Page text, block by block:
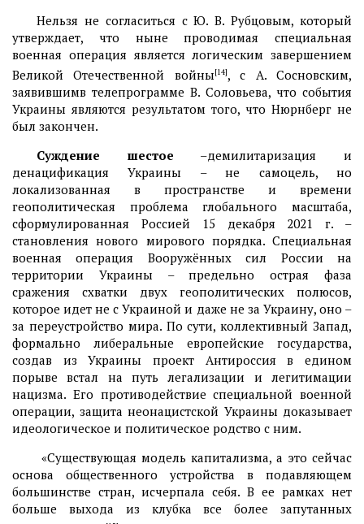
Нельзя не согласиться с Ю. В. Рубцовым, который
утверждает, что ныне проводимая специальная
военная операция является логическим завершением
Великой Отечественной войны[14], с А. Сосновским,
заявившимв телепрограмме В. Соловьева, что события
Украины являются результатом того, что Нюрнберг не
был закончен.
Суждение шестое –демилитаризация и
денацификация Украины – не самоцель, но
локализованная в пространстве и времени
геополитическая проблема глобального масштаба,
сформулированная Россией 15 декабря 2021 г. –
становления нового мирового порядка. Специальная
военная операция Вооружённых сил России на
территории Украины – предельно острая фаза
сражения схватки двух геополитических полюсов,
которое идет не с Украиной и даже не за Украину, оно –
за переустройство мира. По сути, коллективный Запад,
формально либеральные европейские государства,
создав из Украины проект Антироссия в едином
порыве встал на путь легализации и легитимации
нацизма. Его противодействие специальной военной
операции, защита неонацистской Украины доказывает
идеологическое и политическое родство с ним.
«Существующая модель капитализма, а это сейчас
основа общественного устройства в подавляющем
большинстве стран, исчерпала себя. В ее рамках нет
больше выхода из клубка все более запутанных